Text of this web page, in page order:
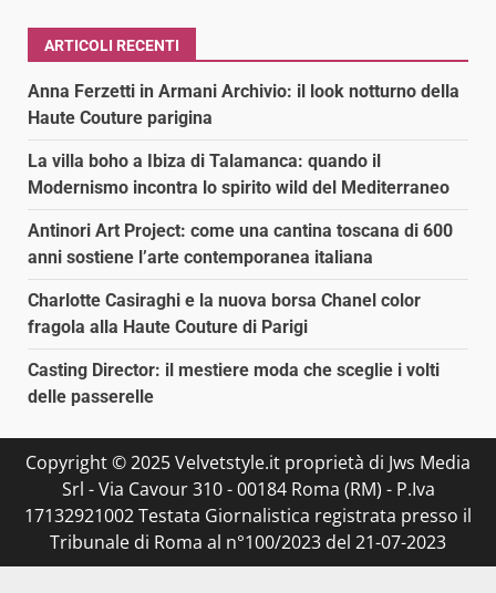
ARTICOLI RECENTI
Anna Ferzetti in Armani Archivio: il look notturno della
Haute Couture parigina
La villa boho a Ibiza di Talamanca: quando il
Modernismo incontra lo spirito wild del Mediterraneo
Antinori Art Project: come una cantina toscana di 600
anni sostiene l’arte contemporanea italiana
Charlotte Casiraghi e la nuova borsa Chanel color
fragola alla Haute Couture di Parigi
Casting Director: il mestiere moda che sceglie i volti
delle passerelle
Copyright © 2025 Velvetstyle.it proprietà di Jws Media
Srl - Via Cavour 310 - 00184 Roma (RM) - P.Iva
17132921002 Testata Giornalistica registrata presso il
Tribunale di Roma al n°100/2023 del 21-07-2023